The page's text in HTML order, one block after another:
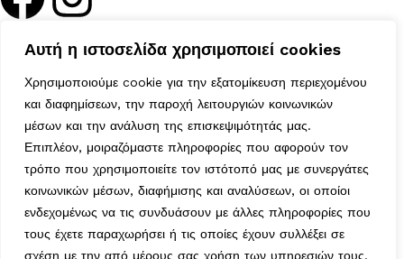
Αυτή η ιστοσελίδα χρησιμοποιεί cookies
Χρησιμοποιούμε cookie για την εξατομίκευση περιεχομένου
και διαφημίσεων, την παροχή λειτουργιών κοινωνικών
μέσων και την ανάλυση της επισκεψιμότητάς μας.
Επιπλέον, μοιραζόμαστε πληροφορίες που αφορούν τον
τρόπο που χρησιμοποιείτε τον ιστότοπό μας με συνεργάτες
κοινωνικών μέσων, διαφήμισης και αναλύσεων, οι οποίοι
ενδεχομένως να τις συνδυάσουν με άλλες πληροφορίες που
τους έχετε παραχωρήσει ή τις οποίες έχουν συλλέξει σε
σχέση με την από μέρους σας χρήση των υπηρεσιών τους.
Κατηγορίες
Ποιοί Είμαστε
Προϊόντα
Επικοινωνία
Ο Λογαριασμός μου
Το Καλάθι μου
Τα Αγαπημένα μου
Χρήσιμα
Τρόποι Αποστολής
Μέθοδοι Πληρωμής